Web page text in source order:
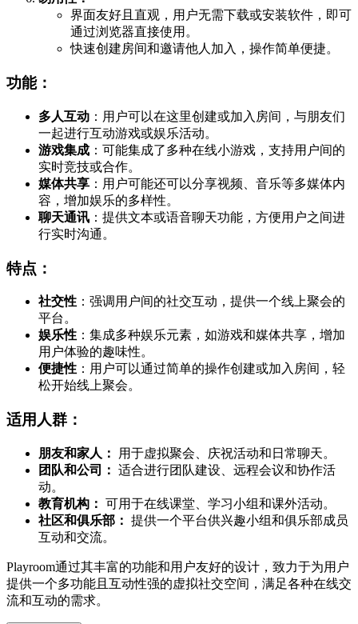
界面友好且直观，用户无需下载或安装软件，即可
通过浏览器直接使用。
快速创建房间和邀请他人加入，操作简单便捷。
功能：
多人互动 ：用户可以在这里创建或加入房间，与朋友们
一起进行互动游戏或娱乐活动。
游戏集成 ：可能集成了多种在线小游戏，支持用户间的
实时竞技或合作。
媒体共享 ：用户可能还可以分享视频、音乐等多媒体内
容，增加娱乐的多样性。
聊天通讯 ：提供文本或语音聊天功能，方便用户之间进
行实时沟通。
特点 ：
社交性 ：强调用户间的社交互动，提供一个线上聚会的
平台。
娱乐性 ：集成多种娱乐元素，如游戏和媒体共享，增加
用户体验的趣味性。
便捷性 ：用户可以通过简单的操作创建或加入房间，轻
松开始线上聚会。
适用人群：
朋友和家人：
用于虚拟聚会、庆祝活动和日常聊天。
团队和公司： 适合进行团队建设、远程会议和协作活
动。
教育机构： 可用于在线课堂、学习小组和课外活动。
社区和俱乐部： 提供一个平台供兴趣小组和俱乐部成员
互动和交流。
Playroom通过其丰富的功能和用户友好的设计，致力于为用户
提供一个多功能且互动性强的虚拟社交空间，满足各种在线交
流和互动的需求。